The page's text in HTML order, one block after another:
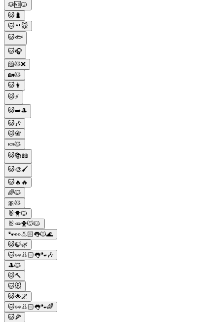
🐶🆚🐱
🐱🐛
🐱🍴🐭
🐱🐟
🐱🎧
🐹🐱❌
🏡🐱
🐱👩
🐱⚡
🐱➡️🎩
🐱🎶
🐱📇
🍬🐱
🐱📚📖
🐱🎨🖌️
🐱🔥🔥
🌈🐱
🎀🐱
🐰🐥🐱
🐰🥕🐥🐭🐱
🐾👀👃🏻👅🐱🌊
🐱🍃🌿
🐱👀👃🏻👅🐾🎶
🎩🐱
🐱🔨
🐱🐭
🐱🌟🌌
🐱👀👃🏻👅🐾🌈
🐱🍕